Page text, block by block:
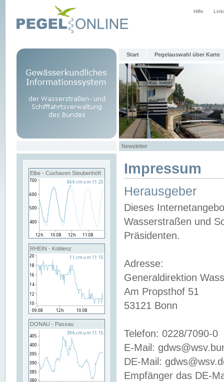
Hilfe
Start Pegelauswahl über Karte
Newsletter
Elbe - Cuxhaven Steubenhöft
RHEIN - Koblenz
DONAU - Passau
Impressum
Herausgeber
Dieses
Wasserstraßen und
Präsidenten.
Adresse:
Generaldirektion
Am Propsthof 51
53121 Bonn
Telefon: 0228/7090-0
E-Mail:
DE-Mail:
Empfänger das DE-